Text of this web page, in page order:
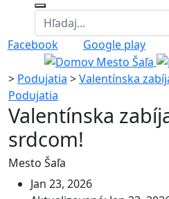
Facebook Google play
> Podujatia >Valentínska
Podujatia
Valentínska
srdcom!
Mesto Šaľa
Jan 23, 2026